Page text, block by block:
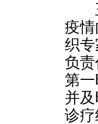
王
疫
织
负
第
并
诊